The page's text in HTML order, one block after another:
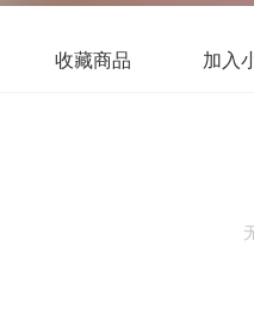
收藏商品 加入